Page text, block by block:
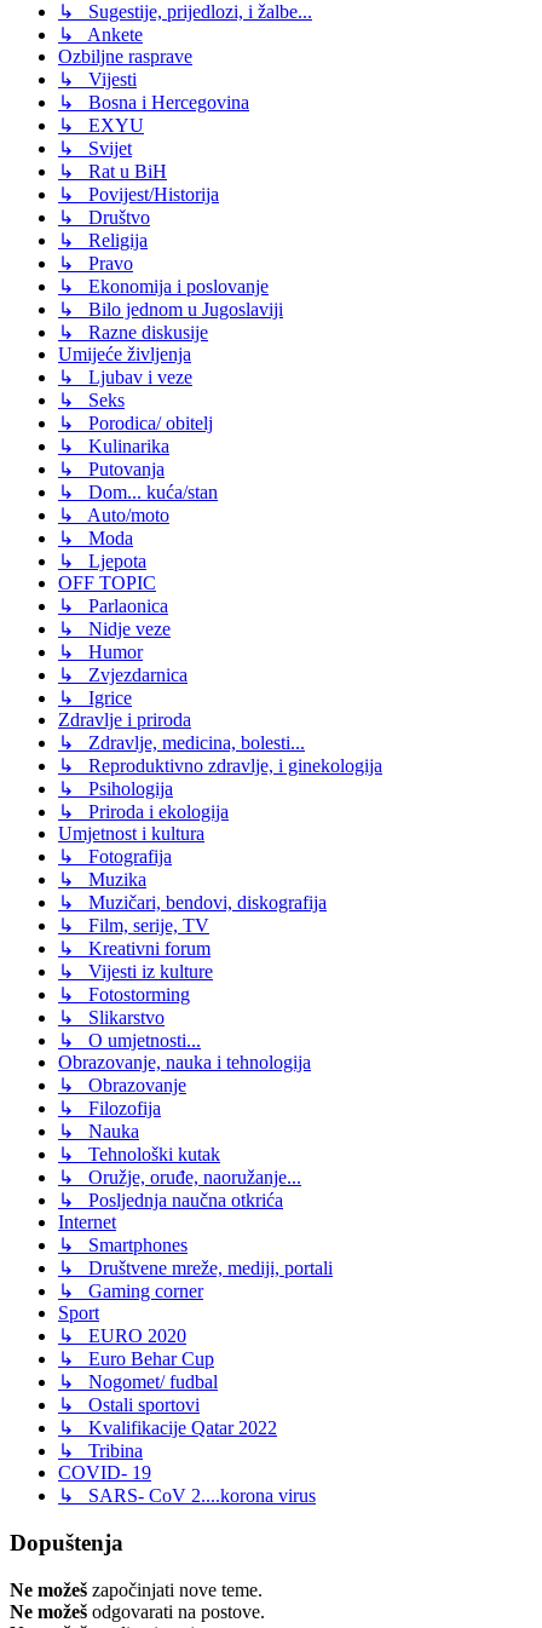
↳ Sugestije, prijedlozi, i žalbe...
↳ Ankete
Ozbiljne rasprave
↳ Vijesti
↳ Bosna i Hercegovina
↳ EXYU
↳ Svijet
↳ Rat u BiH
↳ Povijest/Historija
↳ Društvo
↳ Religija
↳ Pravo
↳ Ekonomija i poslovanje
↳ Bilo jednom u Jugoslaviji
↳ Razne diskusije
Umijeće življenja
↳ Ljubav i veze
↳ Seks
↳ Porodica/ obitelj
↳ Kulinarika
↳ Putovanja
↳ Dom... kuća/stan
↳ Auto/moto
↳ Moda
↳ Ljepota
OFF TOPIC
↳ Parlaonica
↳ Nidje veze
↳ Humor
↳ Zvjezdarnica
↳ Igrice
Zdravlje i priroda
↳ Zdravlje, medicina, bolesti...
↳ Reproduktivno zdravlje, i ginekologija
↳ Psihologija
↳ Priroda i ekologija
Umjetnost i kultura
↳ Fotografija
↳ Muzika
↳ Muzičari, bendovi, diskografija
↳ Film, serije, TV
↳ Kreativni forum
↳ Vijesti iz kulture
↳ Fotostorming
↳ Slikarstvo
↳ O umjetnosti...
Obrazovanje, nauka i tehnologija
↳ Obrazovanje
↳ Filozofija
↳ Nauka
↳ Tehnološki kutak
↳ Oružje, oruđe, naoružanje...
↳ Posljednja naučna otkrića
Internet
↳ Smartphones
↳ Društvene mreže, mediji, portali
↳ Gaming corner
Sport
↳ EURO 2020
↳ Euro Behar Cup
↳ Nogomet/ fudbal
↳ Ostali sportovi
↳ Kvalifikacije Qatar 2022
↳ Tribina
COVID- 19
↳ SARS- CoV 2....korona virus
Dopuštenja
Ne možeš započinjati nove teme.
Ne možeš odgovarati na postove.